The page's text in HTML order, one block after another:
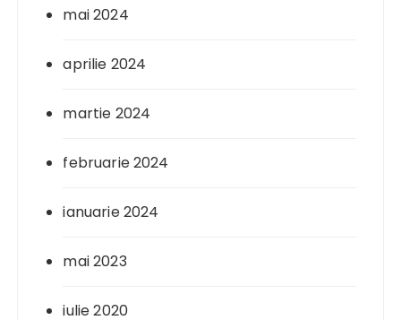
mai 2024
aprilie 2024
martie 2024
februarie 2024
ianuarie 2024
mai 2023
iulie 2020